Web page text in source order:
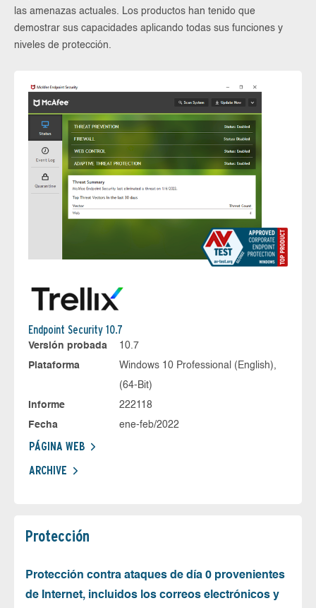
las amenazas actuales. Los productos han tenido que
demostrar sus capacidades aplicando todas sus funciones y
niveles de protección.
Endpoint Security 10.7
Versión probada
10.7
Plataforma
Windows 10 Professional (English),
(64-Bit)
Informe
222118
Fecha
ene-feb/2022
PÁGINA WEB
ARCHIVE
Protección
Protección contra ataques de día 0 provenientes
de Internet, incluidos los correos electrónicos y